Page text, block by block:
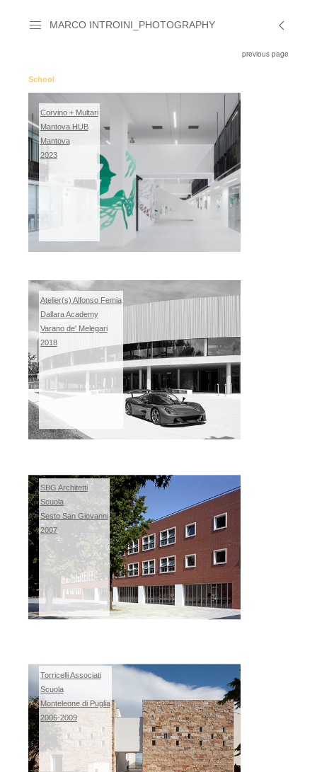
MARCO INTROINI_PHOTOGRAPHY
previous page
School
Corvino + Multari
Mantova HUB
Mantova
2023
Atelier(s) Alfonso Femia
Dallara Academy
Varano de' Melegari
2018
SBG Architetti
Scuola
Sesto San Giovanni
2007
Torricelli Associati
Scuola
Monteleone di Puglia
2006-2009